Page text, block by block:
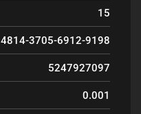
15
4814-3705-6912-9198
5247927097
0.001